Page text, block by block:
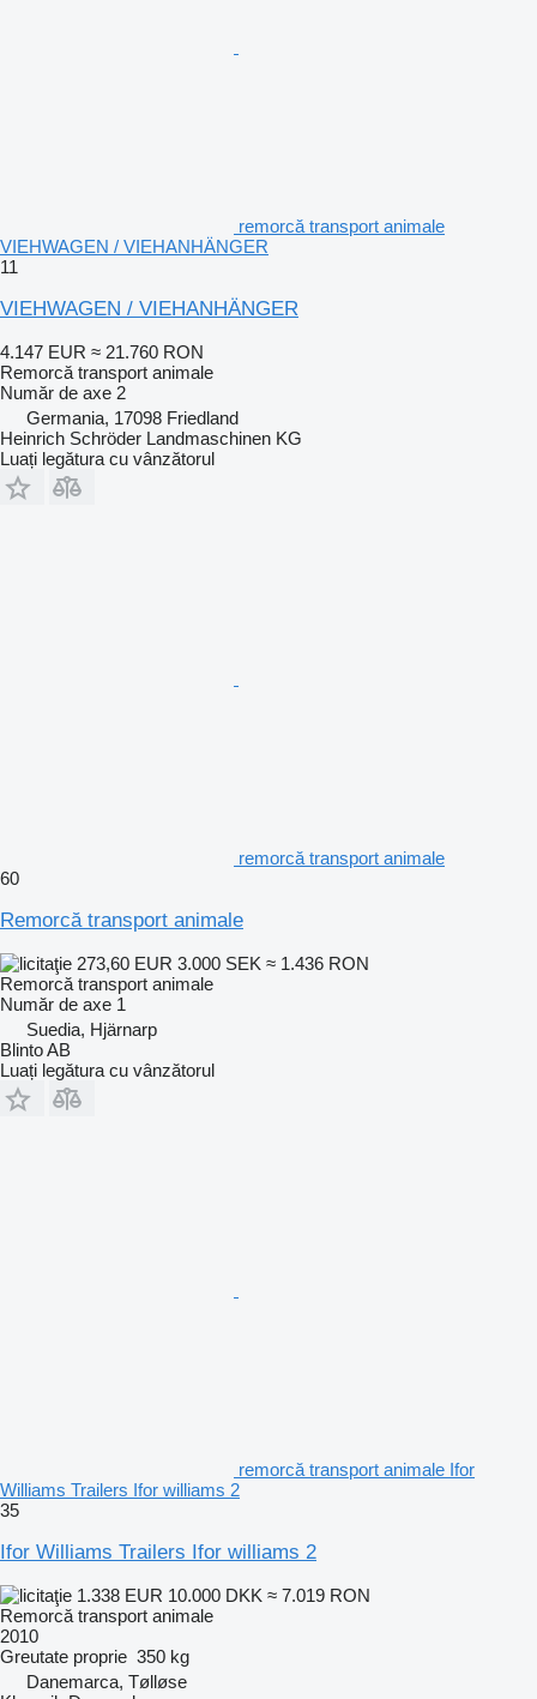
remorcă transport animale
VIEHWAGEN / VIEHANHÄNGER
11
VIEHWAGEN / VIEHANHÄNGER
4.147 EUR ≈ 21.760 RON
Remorcă transport animale
Număr de axe 2
Germania, 17098 Friedland
Heinrich Schröder Landmaschinen KG
Luați legătura cu vânzătorul
remorcă transport animale
60
Remorcă transport animale
273,60 EUR 3.000 SEK ≈ 1.436 RON
Remorcă transport animale
Număr de axe 1
Suedia, Hjärnarp
Blinto AB
Luați legătura cu vânzătorul
remorcă transport animale Ifor
Williams Trailers Ifor williams 2
35
Ifor Williams Trailers Ifor williams 2
1.338 EUR 10.000 DKK ≈ 7.019 RON
Remorcă transport animale
2010
Greutate proprie 350 kg
Danemarca, Tølløse